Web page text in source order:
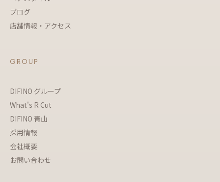
ブログ
店舗情報・アクセス
GROUP
DIFINO グループ
What's R Cut
DIFINO 青山
採用情報
会社概要
お問い合わせ